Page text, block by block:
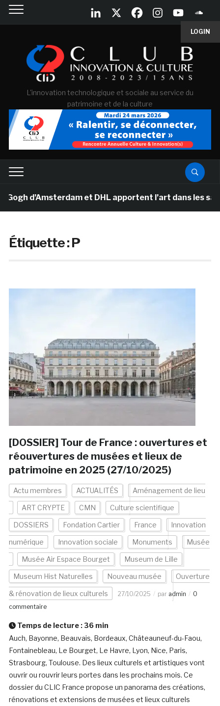
LOGIN
L'innovation technologique et sociale au service du
patrimoine et de la culture
d’Amsterdam et DHL apportent l’art dans les salles
Étiquette :P
[DOSSIER] Tour de France : ouvertures et
réouvertures de musées et lieux de
patrimoine en 2025 (27/10/2025)
Actu membres ACTUALITÉS Aménagement de lieu
ART CRYPTE CMN Culture scientifique
DOSSIERS Fondation Cartier France Innovation
numérique Innovation sociale Monuments Musée
Musée Air Espace Bourget Museum de Lille
Museum Hist Naturelles Nouveau musée Ouverture
& rénovation de lieux culturels 27/10/2025 par admin
0
commentaire
Temps de lecture : 36 min
Auch, Bayonne, Beauvais, Bordeaux, Châteauneuf-du-Faou,
Fontainebleau, Le Bourget, Le Havre, Lyon, Nice, Paris,
Strasbourg, Toulouse. Des lieux culturels et artistiques vont
ouvrir ou rouvrir leurs portes dans les prochains mois. Ce
dossier du CLIC France propose un panorama des créations,
rénovations et extensions de musées et lieux culturels